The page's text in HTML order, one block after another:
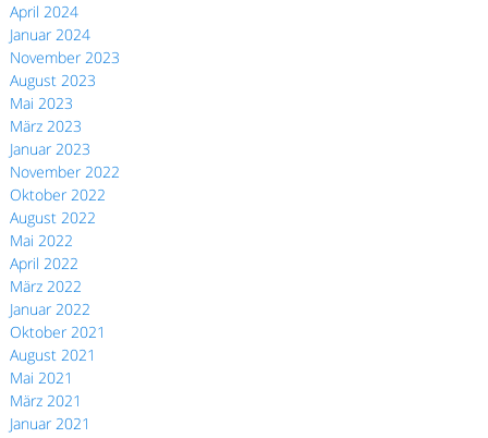
April 2024
Januar 2024
November 2023
August 2023
Mai 2023
März 2023
Januar 2023
November 2022
Oktober 2022
August 2022
Mai 2022
April 2022
März 2022
Januar 2022
Oktober 2021
August 2021
Mai 2021
März 2021
Januar 2021